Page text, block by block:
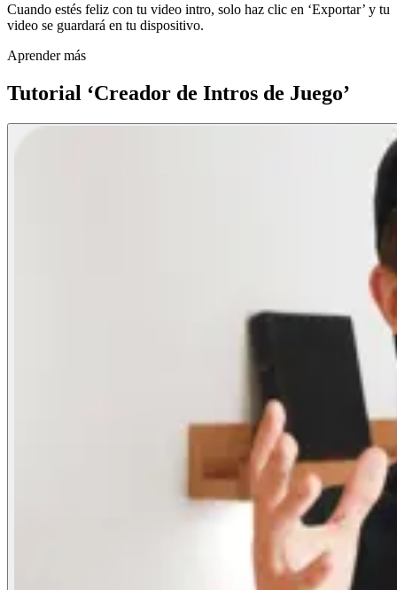
Cuando estés feliz con tu video intro, solo haz clic en ‘Exportar’ y tu
video se guardará en tu dispositivo.
Aprender más
Tutorial ‘Creador de Intros de Juego’